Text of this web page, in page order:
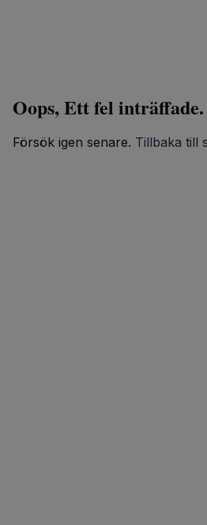
Oops, Ett fel inträffade.
Försök igen senare. Tillbaka till